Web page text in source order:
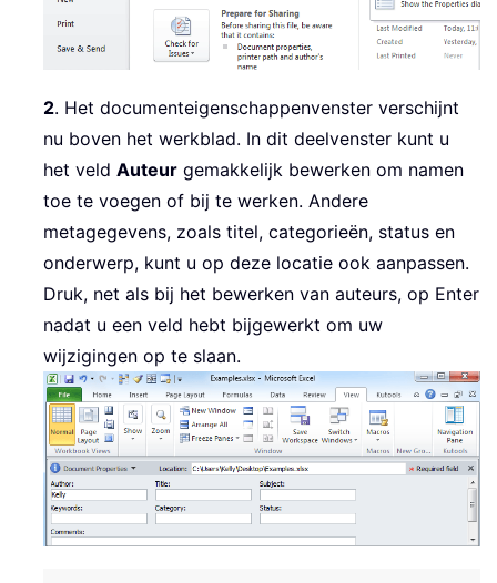
2. Het documenteigenschappenvenster verschijnt
nu boven het werkblad. In dit deelvenster kunt u
het veld Auteur gemakkelijk bewerken om namen
toe te voegen of bij te werken. Andere
metagegevens, zoals titel, categorieën, status en
onderwerp, kunt u op deze locatie ook aanpassen.
Druk, net als bij het bewerken van auteurs, op Enter
nadat u een veld hebt bijgewerkt om uw
wijzigingen op te slaan.